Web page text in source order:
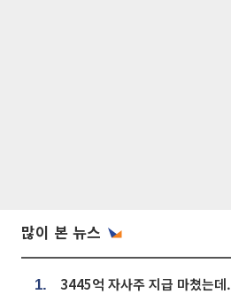
많이 본 뉴스
1.